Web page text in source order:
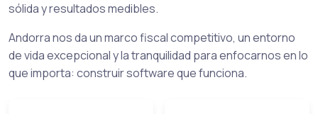
sólida y resultados medibles.
Andorra nos da un marco fiscal competitivo, un entorno
de vida excepcional y la tranquilidad para enfocarnos en lo
que importa: construir software que funciona.